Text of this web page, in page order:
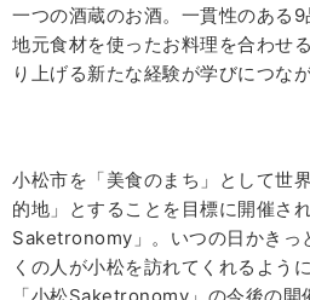
一つの酒蔵のお酒。一貫性のある
地元食材を使ったお料理を合わせ
り上げる新たな経験が学びにつな
小松市を「美食のまち」として世
的地」とすることを目標に開催さ
Saketronomy」。いつの日かきっ
くの人が小松を訪れてくれるよう